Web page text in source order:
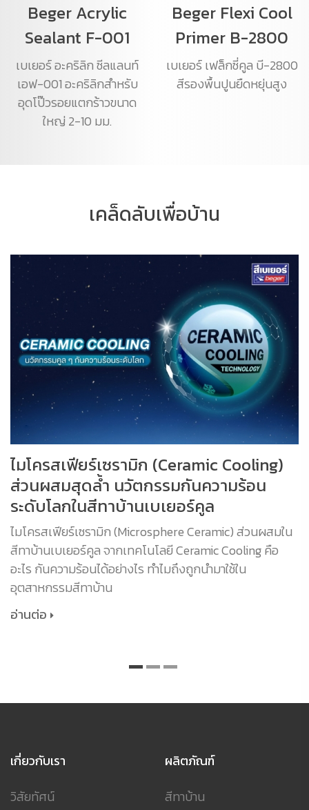
Beger Acrylic
Sealant F-001
เบเยอร์ อะคริลิก ซีลแลนท์
เอฟ-001 อะคริลิกสำหรับ
อุดโป๊วรอยแตกร้าวขนาด
ใหญ่ 2-10 มม.
Beger Flexi Cool
Primer B-2800
เบเยอร์ เฟล็กซี่คูล บี-2800
สีรองพื้นปูนยืดหยุ่นสูง
เคล็ดลับเพื่อบ้าน
ไมโครสเฟียร์เซรามิก (Ceramic Cooling)
ส่วนผสมสุดล้ำ นวัตกรรมกันความร้อน
ระดับโลกในสีทาบ้านเบเยอร์คูล
ไมโครสเฟียร์เซรามิก (Microsphere Ceramic) ส่วนผสมใน
สีทาบ้านเบเยอร์คูล จากเทคโนโลยี Ceramic Cooling คือ
อะไร กันความร้อนได้อย่างไร ทำไมถึงถูกนำมาใช้ใน
อุตสาหกรรมสีทาบ้าน
อ่านต่อ
เกี่ยวกับเรา
วิสัยทัศน์
ผลิตภัณฑ์
สีทาบ้าน